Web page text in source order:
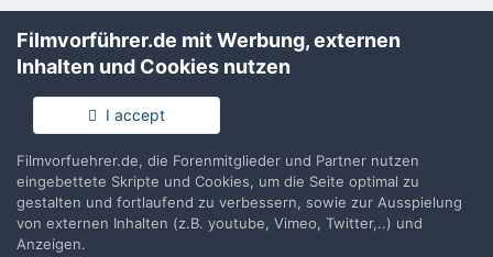
Filmvorführer.de mit Werbung, externen
Inhalten und Cookies nutzen
I accept
Filmvorfuehrer.de, die Forenmitglieder und Partner nutzen
eingebettete Skripte und Cookies, um die Seite optimal zu
gestalten und fortlaufend zu verbessern, sowie zur Ausspielung
von externen Inhalten (z.B. youtube, Vimeo, Twitter,..) und
Anzeigen.